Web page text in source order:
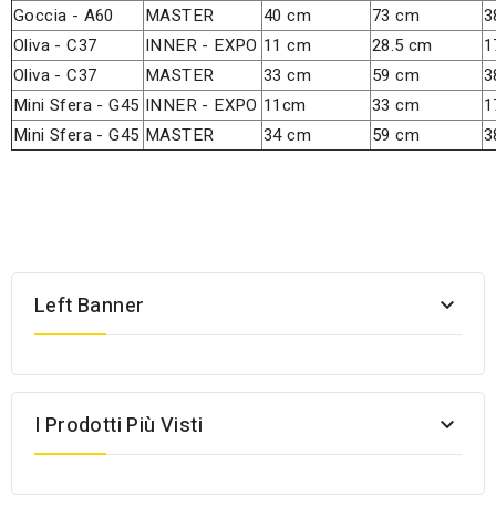
Goccia - A60
MASTER 40 cm 73 cm
Oliva - C37
INNER - EXPO 11 cm 28.5 cm
Oliva - C37
MASTER 33 cm 59 cm
Mini Sfera - G45 INNER - EXPO 11cm 33 cm
Mini Sfera - G45 MASTER 34 cm 59 cm
Left Banner 
I Prodotti Più Visti 